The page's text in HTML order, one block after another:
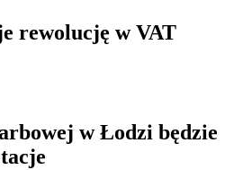
rewolucję w VAT
w Łodzi będzie